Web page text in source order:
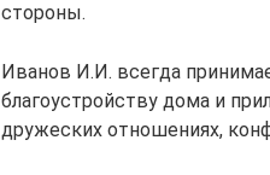
стороны.
Иванов И.И. всегда
благоустройству дома и
дружеских отношениях,